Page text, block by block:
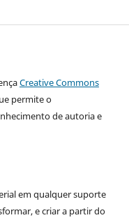
Creative Commons
permite o
de autoria e
em qualquer suporte
e criar a partir do